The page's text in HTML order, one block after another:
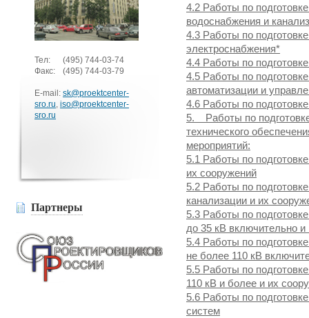
Тел: (495) 744-03-74
Факс:
(495) 744-03-79
E-mail: sk@proektcenter-
sro.ru, iso@proektcenter-
sro.ru
Партнеры
4.2 Работы по
водоснабжения и
4.3 Работы по
электроснабжения*
4.4 Работы по
4.5 Работы по
автоматизации и
4.6 Работы по
5. Работы по
технического
мероприятий:
5.1 Работы по
их сооружений
5.2 Работы по
канализации и их
5.3 Работы по
до 35 кВ включительно и
5.4 Работы по
не более 110 кВ
5.5 Работы по
110 кВ и более и их
5.6 Работы по
систем